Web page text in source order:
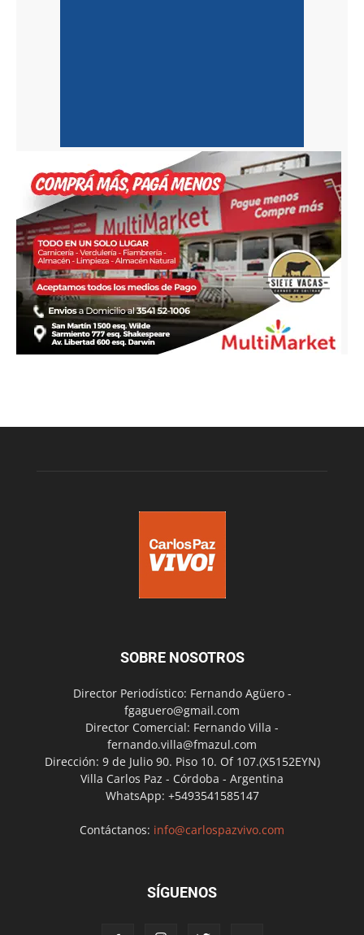
SOBRE NOSOTROS
Director Periodístico: Fernando Agüero -
fgaguero@gmail.com
Director Comercial: Fernando Villa -
fernando.villa@fmazul.com
Dirección: 9 de Julio 90. Piso 10. Of 107.(X5152EYN)
Villa Carlos Paz - Córdoba - Argentina
WhatsApp: +5493541585147
Contáctanos: info@carlospazvivo.com
SÍGUENOS